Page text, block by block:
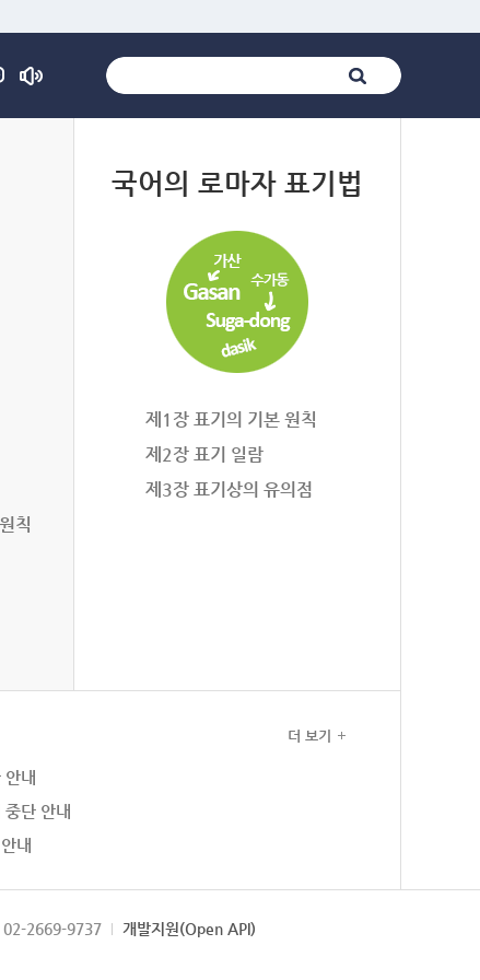
칙
국어의 로마자 표기법
제1장 표기의 기본 원칙
제2장 표기 일람
제3장 표기상의 유의점
안내
단 안내
내
더 보기
02-2669-9737 개발지원(Open API)